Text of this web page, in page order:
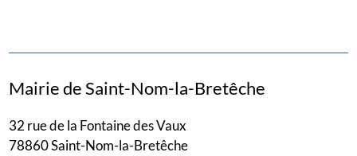
Mairie de Saint-Nom-la-Bretêche
32 rue de la Fontaine des Vaux
78860 Saint-Nom-la-Bretêche